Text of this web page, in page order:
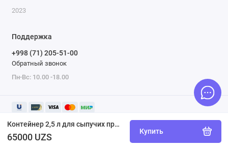
Контейнер 2,5 л для сыпучих продуктов, Plast Team BERGEN пепельный жемчуг
65000 UZS
Купить
2023
Поддержка
+998 (71) 205-51-00
Обратный звонок
Пн-Вс: 10.00 -18.00